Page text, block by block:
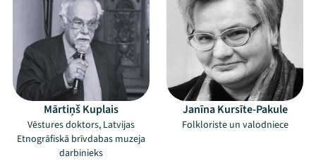
Mārtiņš Kuplais
Vēstures doktors, Latvijas
Etnogrāfiskā brīvdabas muzeja
darbinieks
Janīna Kursīte-Pakule
Folkloriste un valodniece